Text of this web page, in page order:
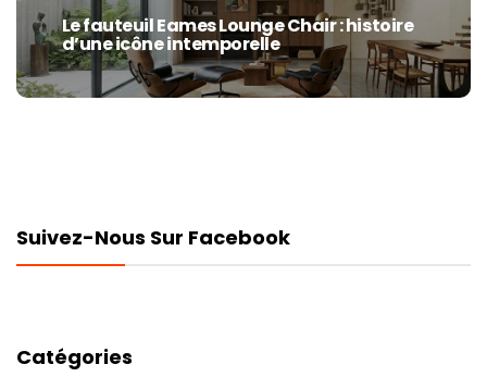
Next
post:
Le fauteuil Eames Lounge Chair : histoire
d’une icône intemporelle
Suivez-Nous Sur Facebook
Catégories